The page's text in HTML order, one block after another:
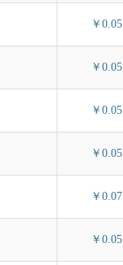
￥0.05
￥0.05
￥0.05
￥0.05
￥0.07
￥0.05